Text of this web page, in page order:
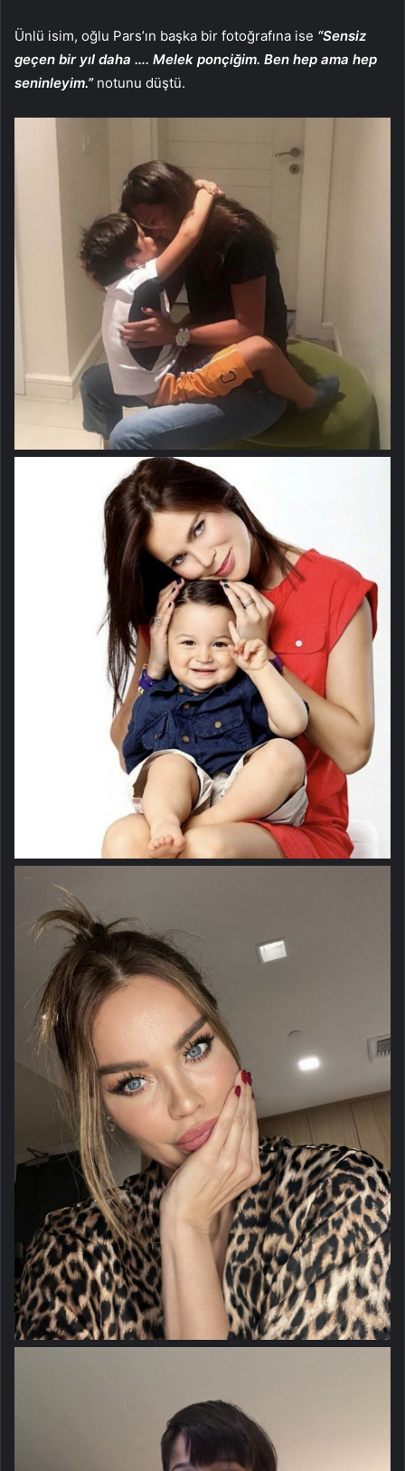
Ünlü isim, oğlu Pars’ın başka bir fotoğrafına ise “Sensiz
geçen bir yıl daha …. Melek ponçiğim. Ben hep ama hep
seninleyim.” notunu düştü.